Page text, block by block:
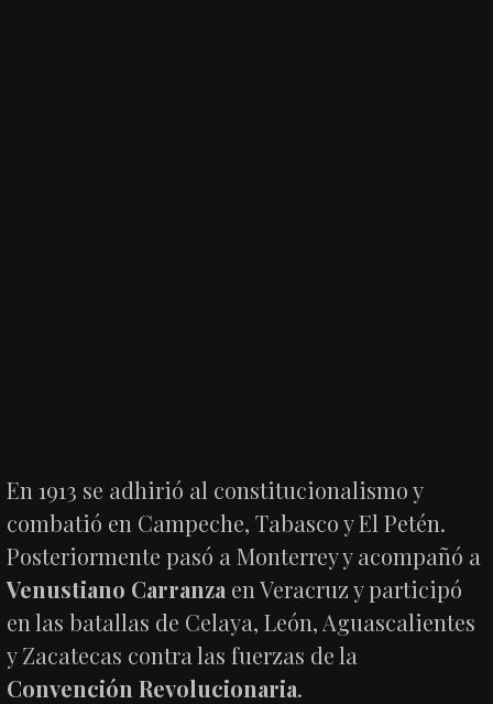
En 1913 se adhirió al constitucionalismo y
combatió en Campeche, Tabasco y El Petén.
Posteriormente pasó a Monterrey y acompañó a
Venustiano Carranza en Veracruz y participó
en las batallas de Celaya, León, Aguascalientes
y Zacatecas contra las fuerzas de la
Convención Revolucionaria.